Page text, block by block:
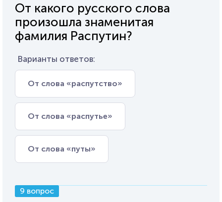
От какого русского слова
произошла знаменитая
фамилия Распутин?
Варианты ответов:
От слова «распутство»
От слова «распутье»
От слова «путы»
9 вопрос